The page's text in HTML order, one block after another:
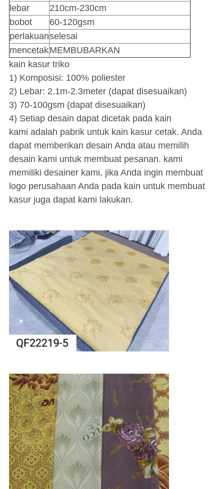
lebar
210cm-230cm
bobot
60-120gsm
perlakuanselesai
mencetakMEMBUBARKAN
kain kasur triko
1) Komposisi: 100% poliester
2) Lebar: 2.1m-2.3meter (dapat disesuaikan)
3) 70-100gsm (dapat disesuaikan)
4) Setiap desain dapat dicetak pada kain
kami adalah pabrik untuk kain kasur cetak. Anda
dapat memberikan desain Anda atau memilih
desain kami untuk membuat pesanan. kami
memiliki desainer kami, jika Anda ingin membuat
logo perusahaan Anda pada kain untuk membuat
kasur juga dapat kami lakukan.